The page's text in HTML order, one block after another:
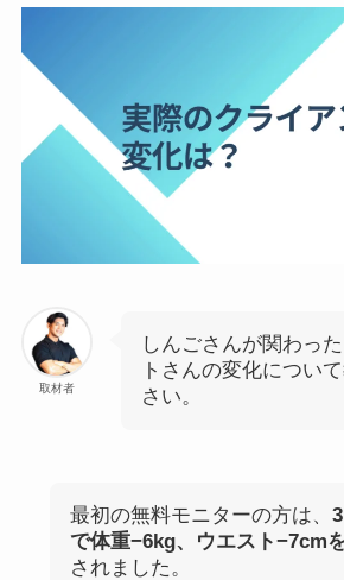
取材者
しんごさんが関わっ
トさんの変化につい
さい。
最初の無料モニターの方は、
で体重−6kg、ウエスト−7cm
されました。